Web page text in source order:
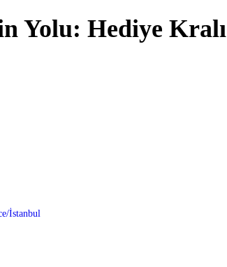
Yolu: Hediye Kralı
İstanbul